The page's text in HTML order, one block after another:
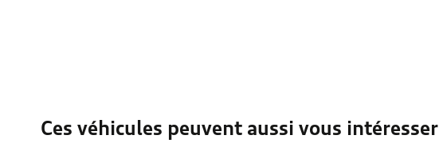
Ces véhicules peuvent aussi vous intéresser